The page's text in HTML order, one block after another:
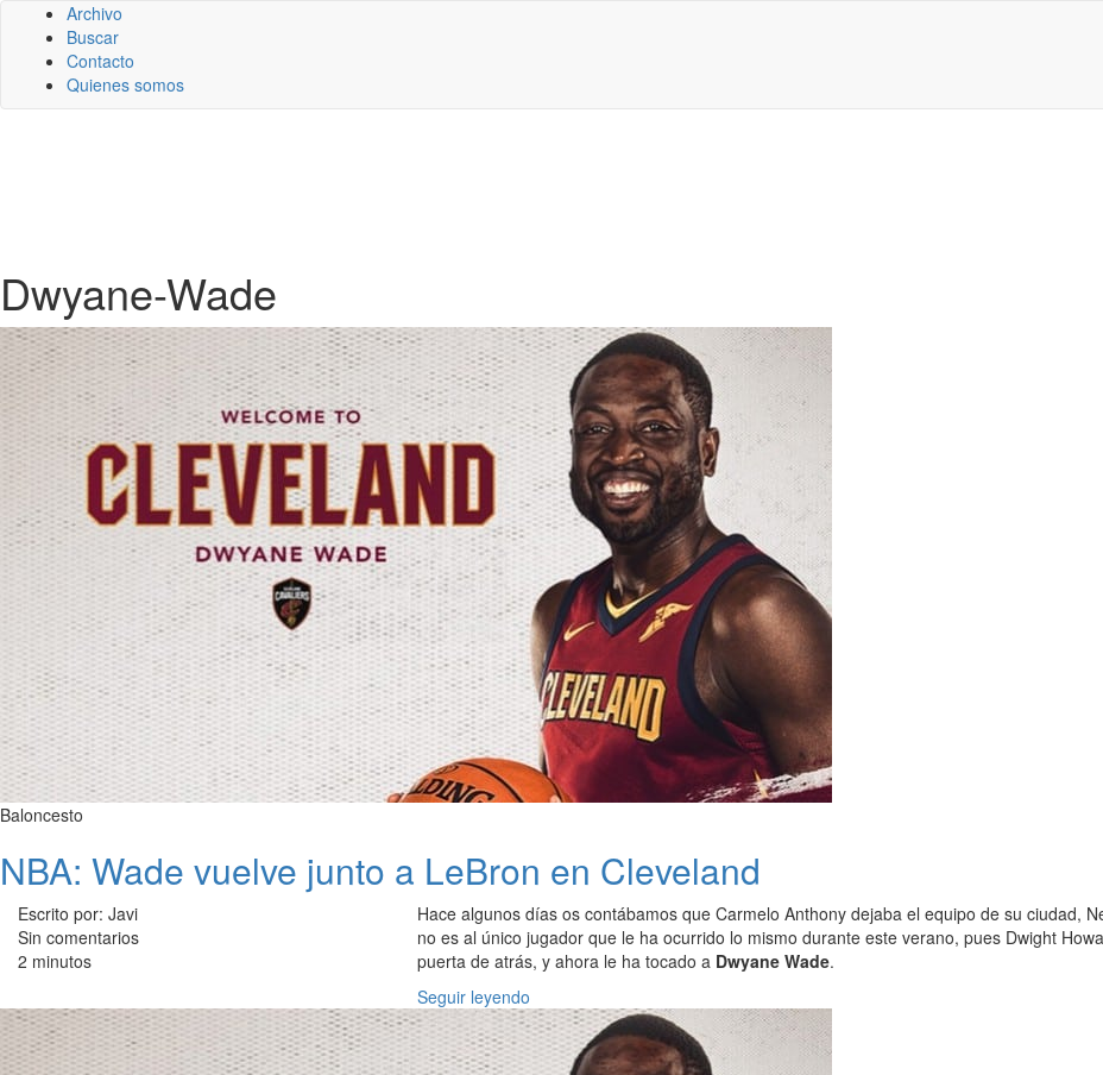
Archivo
Buscar
Contacto
Quienes somos
Dwyane-Wade
Baloncesto
NBA: Wade vuelve junto a LeBron en Cleveland
Escrito por: Javi
Sin comentarios
2 minutos
Hace algunos días os contábamos que Carmelo Anthony dejaba el equipo de su ciudad,
no es al único jugador que le ha ocurrido lo mismo durante este verano, pues Dwight
puerta de atrás, y ahora le ha tocado a Dwyane Wade.
Seguir leyendo